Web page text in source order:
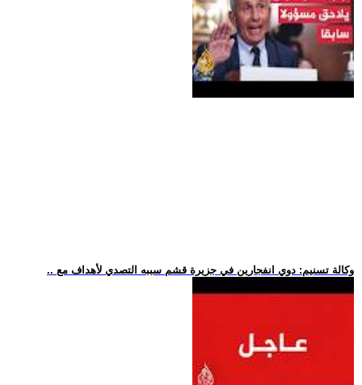
.. وكالة تسنيم: دوي انفجارين في جزيرة قشم سببه التصدي لأهداف مع